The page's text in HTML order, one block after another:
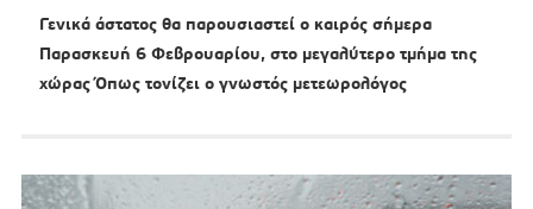
Γενικά άστατος θα παρουσιαστεί ο καιρός σήμερα
Παρασκευή 6 Φεβρουαρίου, στο μεγαλύτερο τμήμα της
χώρας Όπως τονίζει ο γνωστός μετεωρολόγος